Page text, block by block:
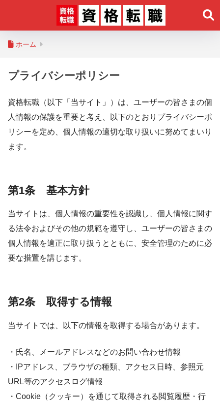
ホーム
プライバシーポリシー
資格転職（以下「当サイト」）は、ユーザーの皆さまの個
人情報の保護を重要と考え、以下のとおりプライバシーポ
リシーを定め、個人情報の適切な取り扱いに努めてまいり
ます。
第1条 基本方針
当サイトは、個人情報の重要性を認識し、個人情報に関す
る法令およびその他の規範を遵守し、ユーザーの皆さまの
個人情報を適正に取り扱うとともに、安全管理のために必
要な措置を講じます。
第2条 取得する情報
当サイトでは、以下の情報を取得する場合があります。
・氏名、メールアドレスなどのお問い合わせ情報
・IPアドレス、ブラウザの種類、アクセス日時、参照元
URL等のアクセスログ情報
・Cookie（クッキー）を通じて取得される閲覧履歴・行